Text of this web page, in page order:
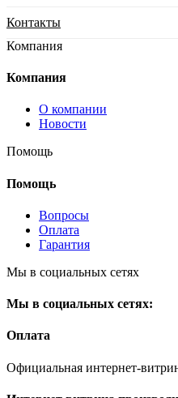
Контакты
Компания
Компания
О компании
Новости
Помощь
Помощь
Вопросы
Оплата
Гарантия
Мы в социальных сетях
Мы в социальных сетях:
Оплата
Официальная интернет-